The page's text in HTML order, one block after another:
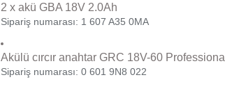
2 x akü GBA 18V 2.0Ah
Sipariş numarası: 1 607 A35 0MA
Akülü cırcır anahtar GRC 18V-60 Professional
Sipariş numarası: 0 601 9N8 022